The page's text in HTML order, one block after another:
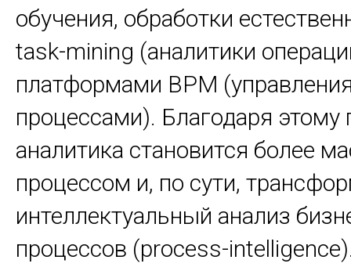
обучения, обработки
task-mining (аналитики
платформами BPM
процессами). Благодаря этому
аналитика становится более
процессом и, по сути,
интеллектуальный анализ
процессов (process-